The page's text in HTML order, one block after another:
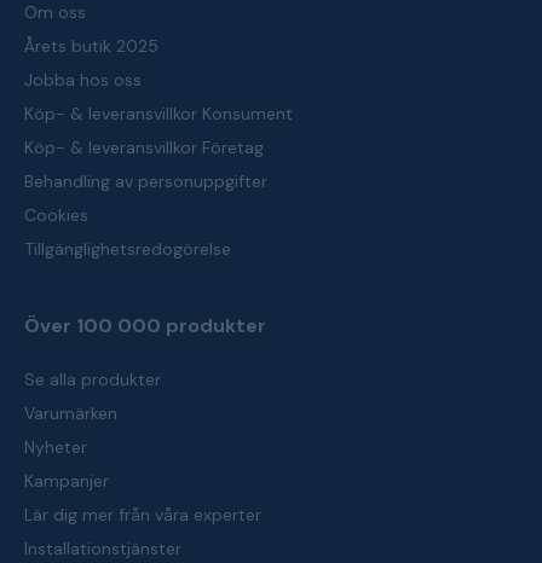
Om oss
Årets butik 2025
Jobba hos oss
Köp- & leveransvillkor Konsument
Köp- & leveransvillkor Företag
Behandling av personuppgifter
Cookies
Tillgänglighetsredogörelse
Över 100 000 produkter
Se alla produkter
Varumärken
Nyheter
Kampanjer
Lär dig mer från våra experter
Installationstjänster